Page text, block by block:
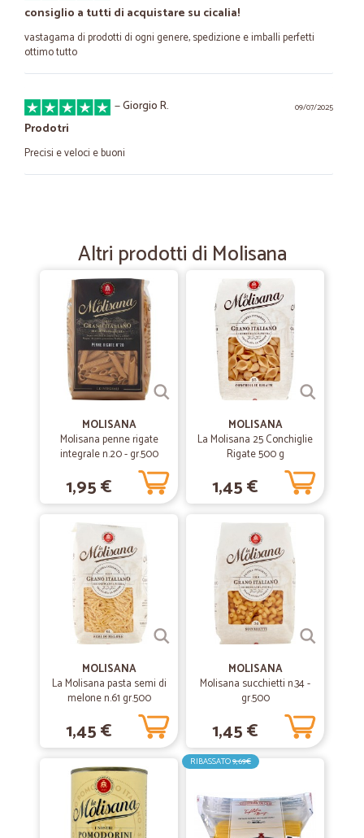
consiglio a tutti di acquistare su cicalia!
vastagama di prodotti di ogni genere, spedizione e imballi perfetti
ottimo tutto
09/07/2025
—Giorgio R.
Prodotri
Precisi e veloci e buoni
Spedizione veloce comunicazione ottima, prodotti sempre al top!
—Angelo L.
Esperienza positiva,personale molto…
Esperienza positiva,personale molto cordiale telefonicamente,prezzi
competitivi,consegna puntuale e molto accurata,consiglio vivamente
09/12/2021
—Fabio A.
Ottima
Ottima precisa nel consegnare la merce
— Vittorio D.
E’ andato tutto come previston
E’ andato tutto come previston
09/10/2020
—Gabriella B.
In un periodo come questo trovo sia il metodo migliore per ricevere la
spesa a casa. Seri e precisi sotto tutti i punti di vista. Complimenti!
Negozio on line dove si può trovare di tutto .Tempo di spedizione
eccezionale
Altri prodotti di Molisana
MOLISANA
Molisana penne rigate
integrale n.20 - gr.500
1,95 €
MOLISANA
La Molisana 25 Conchiglie
Rigate 500 g
1,45 €
MOLISANA
La Molisana pasta semi di
melone n.61 gr.500
1,45 €
MOLISANA
Molisana succhietti n.34 -
gr.500
1,45 €
RIBASSATO9,69€